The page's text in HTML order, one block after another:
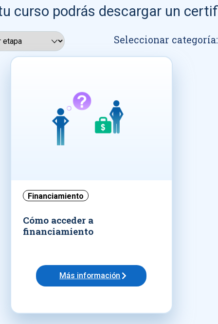
curso podrás descargar un
Seleccionar categoría:
Financiamiento
Cómo acceder a
financiamiento
Más información